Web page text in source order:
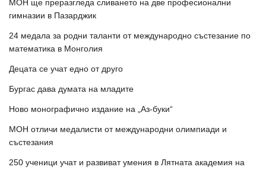
МОН ще преразгледа сливането на две професионални
гимназии в Пазарджик
24 медала за родни таланти от международно състезание по
математика в Монголия
Децата се учат едно от друго
Бургас дава думата на младите
Ново монографично издание на „Аз-буки“
МОН отличи медалисти от международни олимпиади и
състезания
250 ученици учат и развиват умения в Лятната академия на